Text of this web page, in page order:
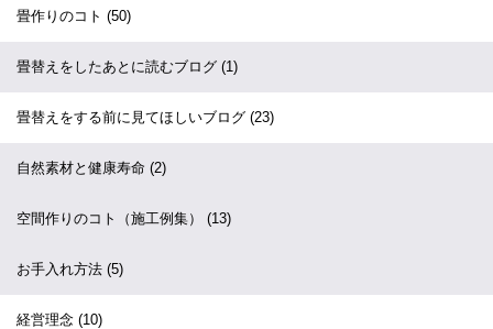
畳作りのコト (50)
畳替えをしたあとに読むブログ (1)
畳替えをする前に見てほしいブログ (23)
自然素材と健康寿命 (2)
空間作りのコト（施工例集） (13)
お手入れ方法 (5)
経営理念 (10)